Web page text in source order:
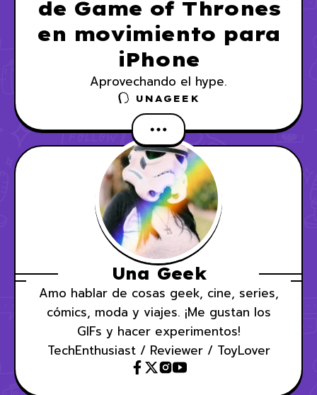
de Game of Thrones
en movimiento para
iPhone
Aprovechando el hype.
UNAGEEK
Una Geek
Amo hablar de cosas geek, cine, series,
cómics, moda y viajes. ¡Me gustan los
GIFs y hacer experimentos!
TechEnthusiast / Reviewer / ToyLover